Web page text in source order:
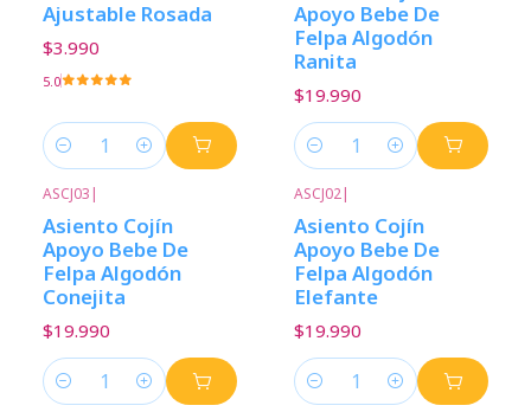
Ajustable Rosada
$3.990
5.0
Cantidad
Apoyo Bebe De
Felpa Algodón
Ranita
$19.990
Cantidad
ASCJ03 |
Asiento Cojín
Apoyo Bebe De
Felpa Algodón
Conejita
$19.990
Cantidad
ASCJ02|
Asiento Cojín
Apoyo Bebe De
Felpa Algodón
Elefante
$19.990
Cantidad